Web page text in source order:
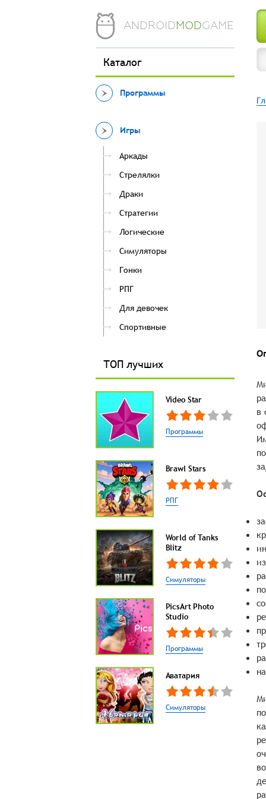
ANDROIDMODGAME
Каталог
Программы
Игры
Аркады
Стрелялки
Драки
Стратегии
Логические
Симуляторы
Гонки
РПГ
Для девочек
Спортивные
ТОП лучших
Video Star
Программы
Brawl Stars
РПГ
World of Tanks
Blitz
Симуляторы
PicsArt Photo
Studio
Программы
Аватария
Симуляторы
в